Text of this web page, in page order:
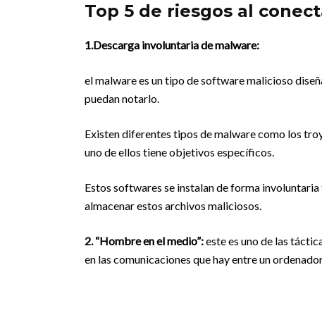
Top 5 de riesgos al
1.Descarga involuntaria de malware:
el malware es un tipo de software malicioso
puedan notarlo.
Existen diferentes tipos de malware como los
uno de ellos tiene objetivos específicos.
Estos softwares se instalan de forma
almacenar estos archivos maliciosos.
2. “Hombre en el medio”:este es uno de las
en las comunicaciones que hay entre un